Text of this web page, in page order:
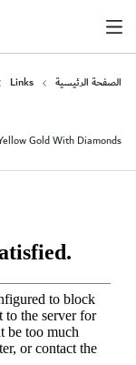
الصفحة الرئيسية Links
Gold With Diamonds
انتقل